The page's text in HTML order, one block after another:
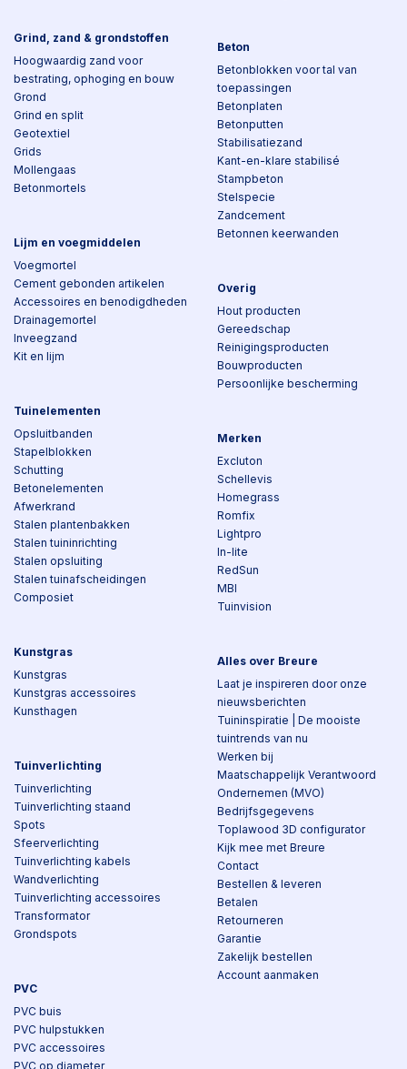
Grind, zand & grondstoffen
Hoogwaardig zand voor
bestrating, ophoging en bouw
Grond
Grind en split
Geotextiel
Grids
Mollengaas
Betonmortels
Lijm en voegmiddelen
Voegmortel
Cement gebonden artikelen
Accessoires en benodigdheden
Drainagemortel
Inveegzand
Kit en lijm
Tuinelementen
Opsluitbanden
Stapelblokken
Schutting
Betonelementen
Afwerkrand
Stalen plantenbakken
Stalen tuininrichting
Stalen opsluiting
Stalen tuinafscheidingen
Composiet
Kunstgras
Kunstgras
Kunstgras accessoires
Kunsthagen
Tuinverlichting
Tuinverlichting
Tuinverlichting staand
Spots
Sfeerverlichting
Tuinverlichting kabels
Wandverlichting
Tuinverlichting accessoires
Transformator
Grondspots
PVC
PVC buis
PVC hulpstukken
PVC accessoires
PVC op diameter
Beton
Betonblokken voor tal van
toepassingen
Betonplaten
Betonputten
Stabilisatiezand
Kant-en-klare stabilisé
Stampbeton
Stelspecie
Zandcement
Betonnen keerwanden
Overig
Hout producten
Gereedschap
Reinigingsproducten
Bouwproducten
Persoonlijke bescherming
Merken
Excluton
Schellevis
Homegrass
Romfix
Lightpro
In-lite
RedSun
MBI
Tuinvision
Alles over Breure
Laat je inspireren door onze
nieuwsberichten
Tuininspiratie | De mooiste
tuintrends van nu
Werken bij
Maatschappelijk Verantwoord
Ondernemen (MVO)
Bedrijfsgegevens
Toplawood 3D configurator
Kijk mee met Breure
Contact
Bestellen & leveren
Betalen
Retourneren
Garantie
Zakelijk bestellen
Account aanmaken